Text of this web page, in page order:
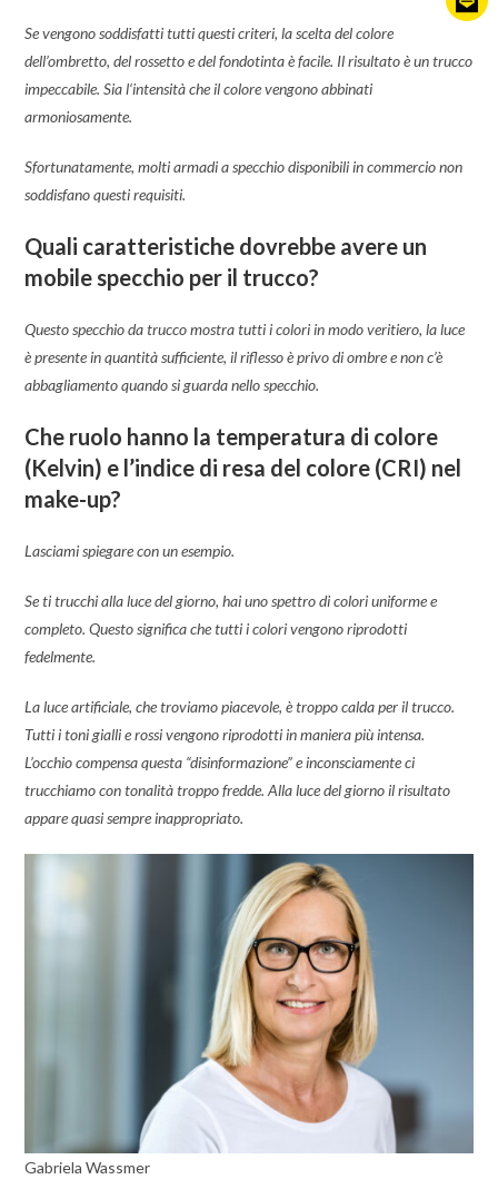
Se vengono soddisfatti tutti questi criteri, la scelta del colore
dell’ombretto, del rossetto e del fondotinta è facile. Il risultato è un trucco
impeccabile. Sia l‘intensità che il colore vengono abbinati
armoniosamente.
Sfortunatamente, molti armadi a specchio disponibili in commercio non
soddisfano questi requisiti.
Quali caratteristiche dovrebbe avere un
mobile specchio per il trucco?
Questo specchio da trucco mostra tutti i colori in modo veritiero, la luce
è presente in quantità sufficiente, il riflesso è privo di ombre e non c’è
abbagliamento quando si guarda nello specchio.
Che ruolo hanno la temperatura di colore
(Kelvin) e l’indice di resa del colore (CRI) nel
make-up?
Lasciami spiegare con un esempio.
Se ti trucchi alla luce del giorno, hai uno spettro di colori uniforme e
completo. Questo significa che tutti i colori vengono riprodotti
fedelmente.
La luce artificiale, che troviamo piacevole, è troppo calda per il trucco.
Tutti i toni gialli e rossi vengono riprodotti in maniera più intensa.
L’occhio compensa questa “disinformazione” e inconsciamente ci
trucchiamo con tonalità troppo fredde. Alla luce del giorno il risultato
appare quasi sempre inappropriato.
Gabriela Wassmer